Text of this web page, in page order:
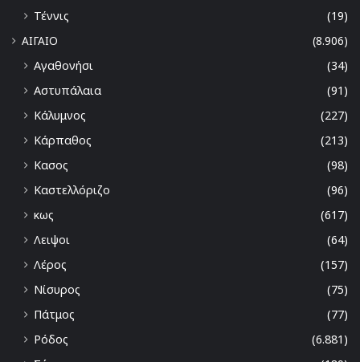
Τέννις
(19)
ΑΙΓΑΙΟ
(8.906)
Αγαθονήσι
(34)
Αστυπάλαια
(91)
Κάλυμνος
(227)
Κάρπαθος
(213)
Κασος
(98)
Καστελλόριζο
(96)
κως
(617)
Λειψοι
(64)
Λέρος
(157)
Νίσυρος
(75)
Πάτμος
(77)
Ρόδος
(6.881)